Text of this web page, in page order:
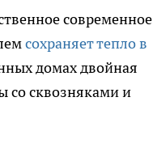
современное
сохраняет тепло в
домах двойная
со сквозняками и